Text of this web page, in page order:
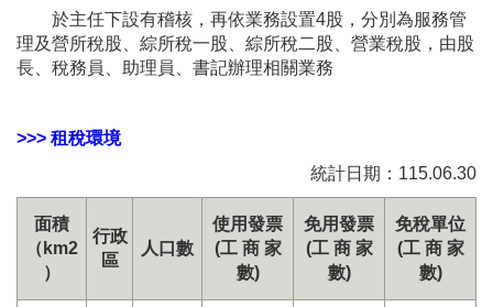
於主任下設有稽核，再依業務設置4股，分別為服務管
理及營所稅股、綜所稅一股、綜所稅二股、營業稅股，由股
長、稅務員、助理員、書記辦理相關業務
>>> 租稅環境
統計日期：115.06.30
面積
（km2
）
行政
區
人口數
使用發票
(工 商 家
數)
免用發票
(工 商 家
數)
免稅單位
(工 商 家
數)